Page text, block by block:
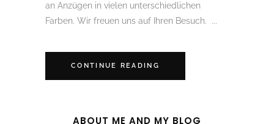
an Anzügen in vielen unterschiedlichen
Farben. Wir freuen uns auf Ihren Besuch. ...
CONTINUE READING
ABOUT ME AND MY BLOG